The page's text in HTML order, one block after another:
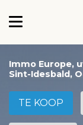
Immo Europe,
Sint-Idesbald,
TE KOOP